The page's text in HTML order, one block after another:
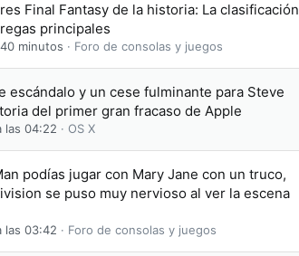
Final Fantasy de la historia: La clasificación
principales
minutos Foro de consolas y juegos
escándalo y un cese fulminante para Steve
del primer gran fracaso de Apple
las 04:22 OS X
podías jugar con Mary Jane con un truco,
se puso muy nervioso al ver la escena
las 03:42 Foro de consolas y juegos